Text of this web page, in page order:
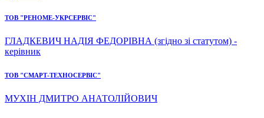
ТОВ "РЕНОМЕ-УКРСЕРВІС"
ГЛАДКЕВИЧ НАДІЯ ФЕДОРІВНА (згідно зі статутом) -
керівник
ТОВ "СМАРТ-ТЕХНОСЕРВІС"
МУХІН ДМИТРО АНАТОЛІЙОВИЧ